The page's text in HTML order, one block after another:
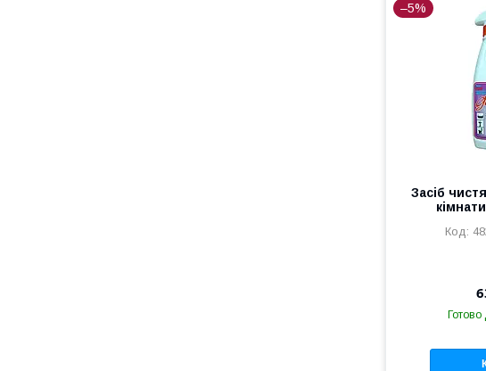
–5%
Засіб
Готово